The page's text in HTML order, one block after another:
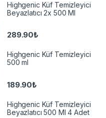
Highgenic Küf Temizleyici
Beyazlatıcı 2x 500 Ml
289.90₺
Highgenic Küf Temizleyici
500 ml
189.90₺
Highgenic Küf Temizleyici
Beyazlatıcı 500 Ml 4 Adet